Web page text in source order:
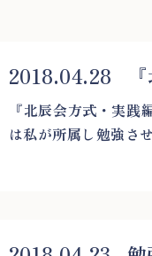
2018.04.28
『北辰会方式・実
は私が所属し勉強さ